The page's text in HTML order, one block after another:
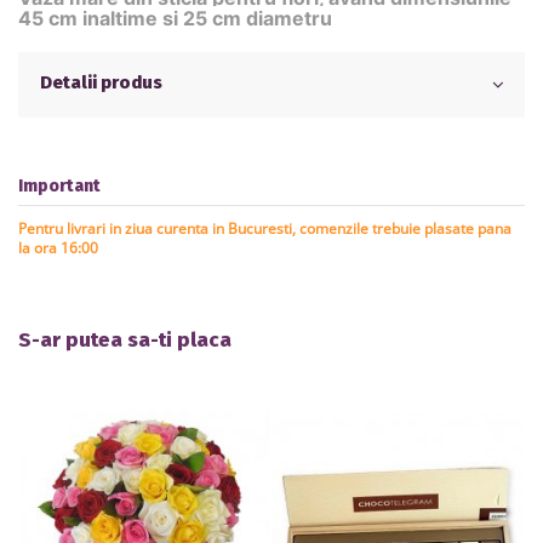
45 cm inaltime si 25 cm diametru
Detalii produs
Important
Pentru livrari in ziua curenta in Bucuresti, comenzile trebuie plasate pana
la ora 16:00
S-ar putea sa-ti placa